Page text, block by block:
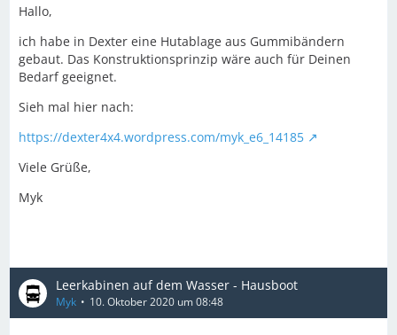
Hallo,
ich habe in Dexter eine Hutablage aus Gummibändern
gebaut. Das Konstruktionsprinzip wäre auch für Deinen
Bedarf geeignet.
Sieh mal hier nach:
https://dexter4x4.wordpress.com/myk_e6_14185
Viele Grüße,
Myk
Leerkabinen auf dem Wasser - Hausboot
Myk 10. Oktober 2020 um 08:48